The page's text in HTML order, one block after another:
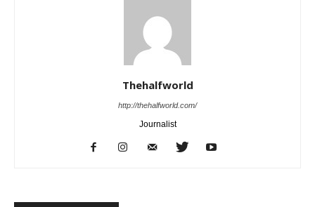
Thehalfworld
http://thehalfworld.com/
Journalist